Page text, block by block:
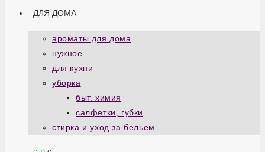
ДЛЯ ДОМА
ароматы для дома
нужное
для кухни
уборка
быт. химия
салфетки, губки
стирка и уход за бельем